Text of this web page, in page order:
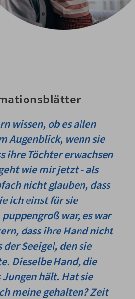
wissen, ob es allen
Augenblick, wenn sie
ihre Töchter erwachsen
wie mir jetzt - als
nicht glauben, dass
ich einst für sie
war, es war
dass ihre Hand nicht
Seeigel, den sie
Dieselbe Hand, die
hält. Hat sie
meine gehalten? Zeit